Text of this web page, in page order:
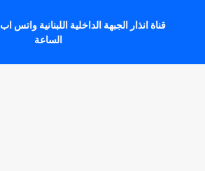
قناة انذار الجبهة الداخلية اللبنانية واتس
الساعة